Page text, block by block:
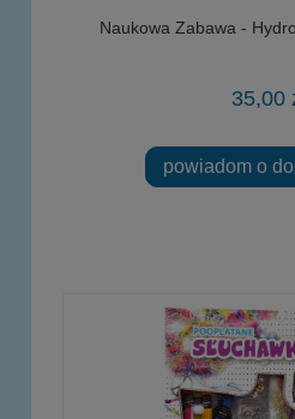
Naukowa Zabawa -
35,00
powiadom o